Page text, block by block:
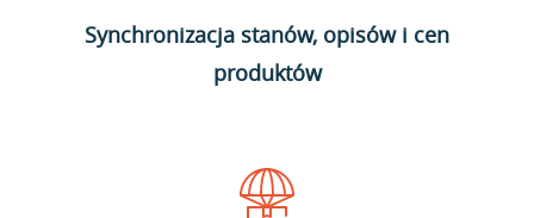
Synchronizacja stanów, opisów i cen
produktów